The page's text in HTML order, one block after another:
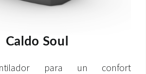
Caldo Soul
para un confort